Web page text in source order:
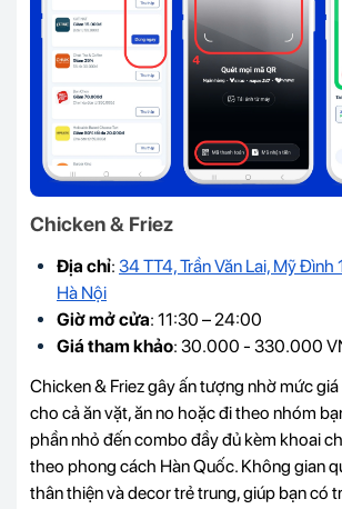
Chicken & Friez
Địa chỉ: 34 TT4, Trần Văn Lai, Mỹ Đình
Hà Nội
Giờ mở cửa: 11:30 – 24:00
Giá tham khảo: 30.000 - 330.000
Chicken & Friez gây ấn tượng nhờ mức
cho cả ăn vặt, ăn no hoặc đi theo nhóm
phần nhỏ đến combo đầy đủ kèm khoai
theo phong cách Hàn Quốc. Không gian
thân thiện và decor trẻ trung, giúp bạn có